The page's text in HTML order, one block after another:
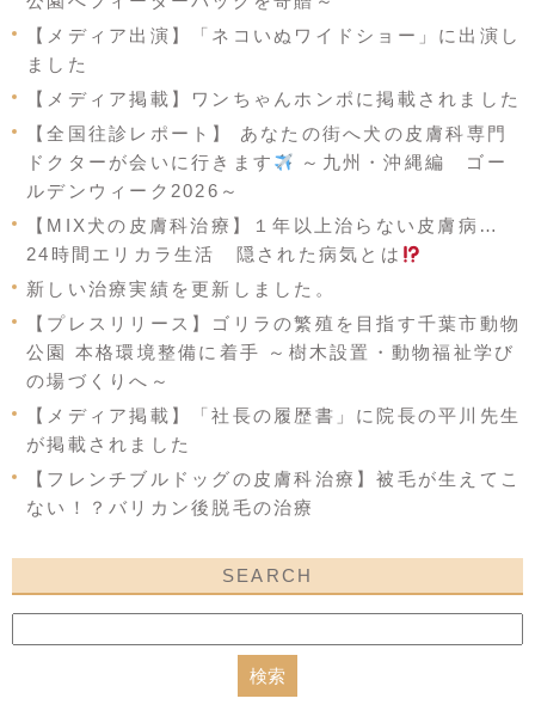
【メディア出演】「ネコいぬワイドショー」に出演し
ました
【メディア掲載】ワンちゃんホンポに掲載されました
【全国往診レポート】 あなたの街へ犬の皮膚科専門
ドクターが会いに行きます
～九州・沖縄編 ゴー
ルデンウィーク2026～
【MIX犬の皮膚科治療】１年以上治らない皮膚病…
24時間エリカラ生活 隠された病気とは
新しい治療実績を更新しました。
【プレスリリース】ゴリラの繁殖を目指す千葉市動物
公園 本格環境整備に着手 ～樹木設置・動物福祉学び
の場づくりへ～
【メディア掲載】「社長の履歴書」に院長の平川先生
が掲載されました
【フレンチブルドッグの皮膚科治療】被毛が生えてこ
ない！？バリカン後脱毛の治療
SEARCH